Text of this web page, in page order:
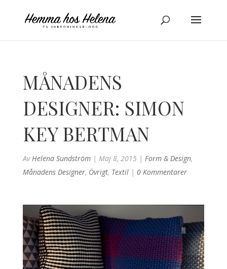
MÅNADENS
DESIGNER: SIMON
KEY BERTMAN
AvHelena Sundström| Maj 8, 2015| Form & Design,
Månadens Designer, Övrigt, Textil| 0 Kommentarer